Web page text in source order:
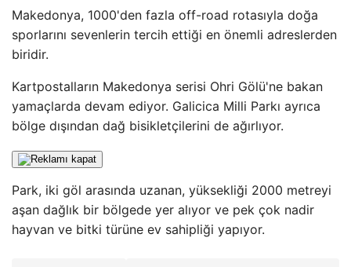
Makedonya, 1000'den fazla off-road rotasıyla doğa
sporlarını sevenlerin tercih ettiği en önemli adreslerden
biridir.
Kartpostalların Makedonya serisi Ohri Gölü'ne bakan
yamaçlarda devam ediyor. Galicica Milli Parkı ayrıca
bölge dışından dağ bisikletçilerini de ağırlıyor.
Park, iki göl arasında uzanan, yüksekliği 2000 metreyi
aşan dağlık bir bölgede yer alıyor ve pek çok nadir
hayvan ve bitki türüne ev sahipliği yapıyor.